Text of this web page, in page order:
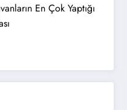
En Çok Yaptığı